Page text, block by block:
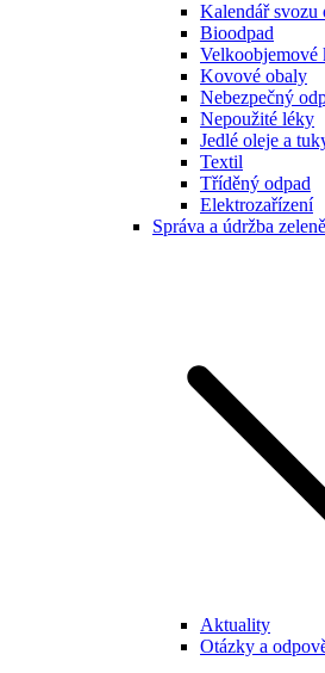
Kalendář svozu
Bioodpad
Velkoobjemové
Kovové obaly
Nebezpečný
Nepoužité léky
Jedlé oleje a
Textil
Tříděný odpad
Elektrozařízení
Správa a údržba zeleně
Aktuality
Otázky a